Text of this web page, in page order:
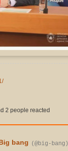
2 people reacted
bang (@big-bang)